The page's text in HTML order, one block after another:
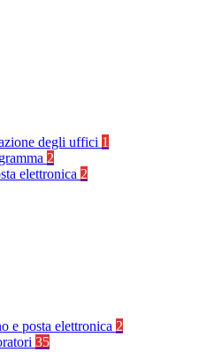
degli uffici 1
2
elettronica 2
e posta elettronica 2
35